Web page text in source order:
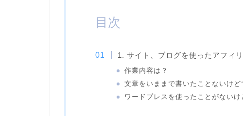
目次
1. サイト、ブログを使ったアフィ
作業内容は？
文章をいままで書いたことないけど
ワードプレスを使ったことがないけ